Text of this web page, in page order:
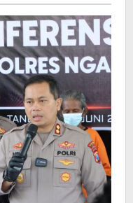
LL
dan
Puluhan
Gram
Sabu